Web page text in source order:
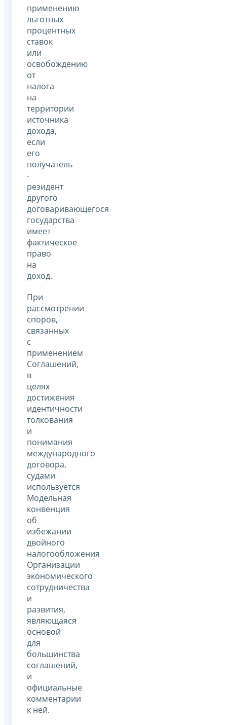
применению
льготных
процентных
ставок
или
освобождению
от
налога
на
территории
источника
дохода,
если
его
получатель
-
резидент
другого
договаривающегося
государства
имеет
фактическое
право
на
доход.
При
рассмотрении
споров,
связанных
с
применением
Соглашений,
в
целях
достижения
идентичности
толкования
и
понимания
международного
договора,
судами
используется
Модельная
конвенция
об
избежании
двойного
налогообложения
Организации
экономического
сотрудничества
и
развития,
являющаяся
основой
для
большинства
соглашений,
и
официальные
комментарии
к ней.